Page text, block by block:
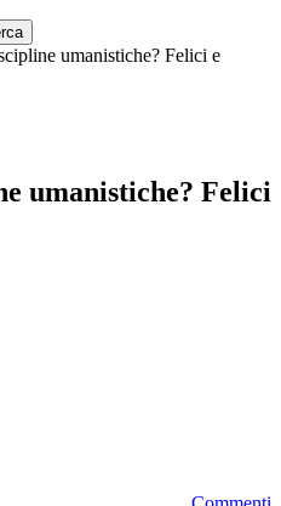
umanistiche? Felici e
umanistiche? Felici